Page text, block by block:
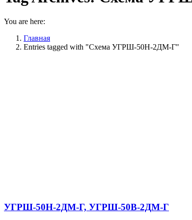
You are here:
Главная
Entries tagged with "Схема УГРШ-50Н-2ДМ-Г"
УГРШ-50Н-2ДМ-Г, УГРШ-50В-2ДМ-Г